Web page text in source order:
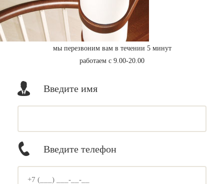
мы перезвоним вам в течении 5 минут
работаем с 9.00-20.00
Введите имя
Введите телефон